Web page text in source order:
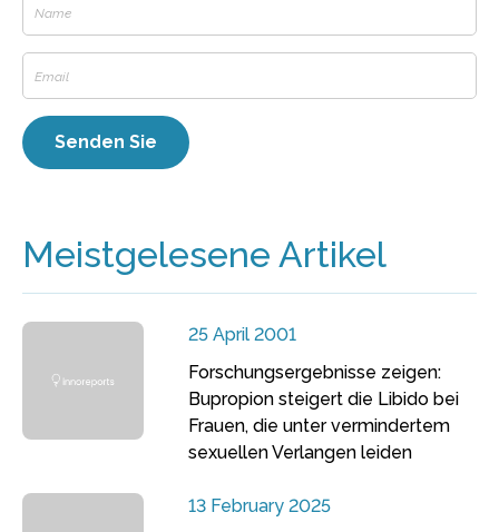
Meistgelesene Artikel
25 April 2001
Forschungsergebnisse zeigen:
Bupropion steigert die Libido bei
Frauen, die unter vermindertem
sexuellen Verlangen leiden
13 February 2025